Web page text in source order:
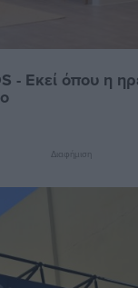
- Εκεί όπου η
Διαφήμιση